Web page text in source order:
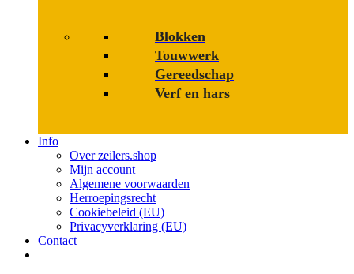
Blokken
Touwwerk
Gereedschap
Verf en hars
Info
Over zeilers.shop
Mijn account
Algemene voorwaarden
Herroepingsrecht
Cookiebeleid (EU)
Privacyverklaring (EU)
Contact